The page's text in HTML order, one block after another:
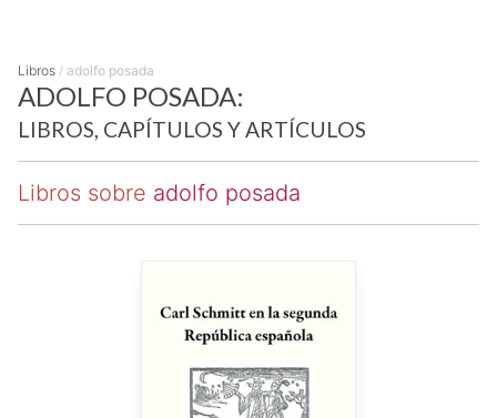
Libros / adolfo posada
ADOLFO POSADA:
LIBROS, CAPÍTULOS Y ARTÍCULOS
Libros sobre adolfo posada